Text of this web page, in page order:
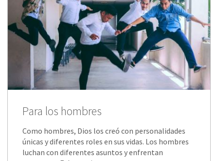
Para los hombres
Como hombres, Dios los creó con personalidades
únicas y diferentes roles en sus vidas. Los hombres
luchan con diferentes asuntos y enfrentan